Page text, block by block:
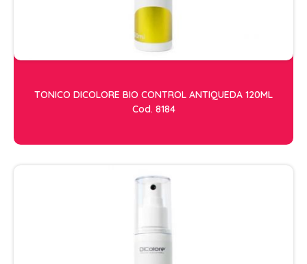
LAMINAS E PENTES MAQUINA
PENTES
POMADAS + GEL
TESOURAS
ACESSORIOS CABELO
AGUA OXIGENADA
ALISAMENTO
COLORAÇÃO
TONICO DICOLORE BIO CONTROL ANTIQUEDA 120ML
Cod. 8184